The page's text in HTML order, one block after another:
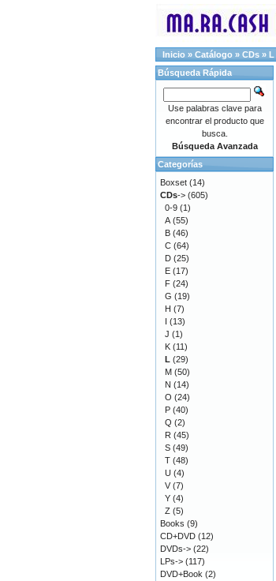
Inicio » Catálogo » CDs » L
Búsqueda Rápida
Use palabras clave para
encontrar el producto que
busca.
Búsqueda Avanzada
Categorías
Boxset (14)
CDs-> (605)
0-9 (1)
A (55)
B (46)
C (64)
D (25)
E (17)
F (24)
G (19)
H (7)
I (13)
J (1)
K (11)
L (29)
M (50)
N (14)
O (24)
P (40)
Q (2)
R (45)
S (49)
T (48)
U (4)
V (7)
Y (4)
Z (5)
Books (9)
CD+DVD (12)
DVDs-> (22)
LPs-> (117)
DVD+Book (2)